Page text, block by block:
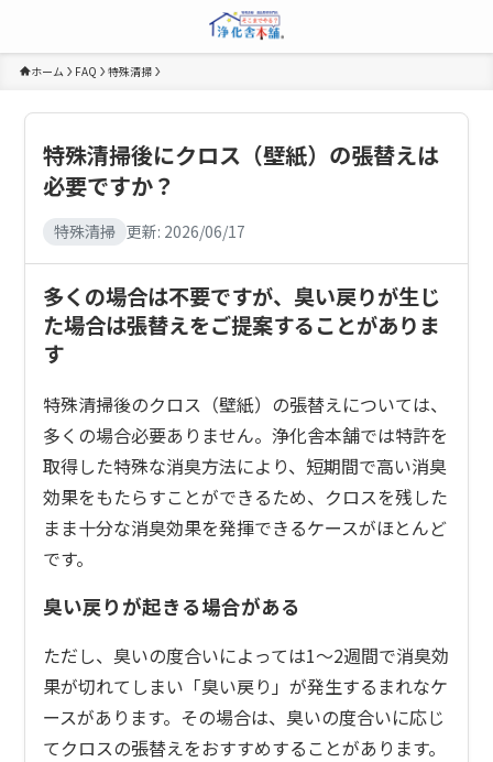
ホーム FAQ 特殊清掃
特殊清掃後にクロス（壁紙）の張替えは
必要ですか？
特殊清掃 更新: 2026/06/17
多くの場合は不要ですが、臭い戻りが生じ
た場合は張替えをご提案することがありま
す
特殊清掃後のクロス（壁紙）の張替えについては、
多くの場合必要ありません。浄化舎本舗では特許を
取得した特殊な消臭方法により、短期間で高い消臭
効果をもたらすことができるため、クロスを残した
まま十分な消臭効果を発揮できるケースがほとんど
です。
臭い戻りが起きる場合がある
ただし、臭いの度合いによっては1〜2週間で消臭効
果が切れてしまい「臭い戻り」が発生するまれなケ
ースがあります。その場合は、臭いの度合いに応じ
てクロスの張替えをおすすめすることがあります。